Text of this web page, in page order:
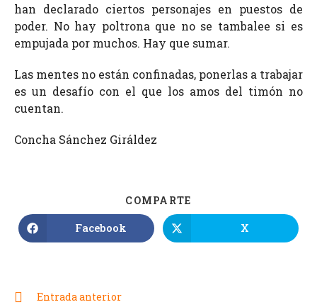
han declarado ciertos personajes en puestos de
poder. No hay poltrona que no se tambalee si es
empujada por muchos. Hay que sumar.
Las mentes no están confinadas, ponerlas a trabajar
es un desafío con el que los amos del timón no
cuentan.
Concha Sánchez Giráldez
COMPARTE
Facebook X
Entrada anterior